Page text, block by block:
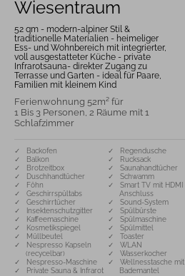
Wiesentraum
52 qm - modern-alpiner Stil &
traditionelle Materialien - heimeliger
Ess- und Wohnbereich mit integrierter,
voll ausgestatteter Küche - private
Infrarotsauna- direkter Zugang zu
Terrasse und Garten - ideal für Paare,
Familien mit kleinem Kind
Ferienwohnung 52m² für
1 Bis 3 Personen, 2 Räume mit 1
Schlafzimmer
✓ Backofen
✓ Balkon
✓ Brotzeitbox
✓ Duschhandtücher
✓ Föhn
✓ Geschirrspültabs
✓ Geschirrtücher
✓ Insektenschutzgitter
✓ Kaffeemaschine
✓ Kosmetikspiegel
✓ Müllbeutel
✓ Nespresso Kapseln
(recycelbar)
✓ Nespresso-Maschine
✓ Private Sauna & Infrarot
✓ Regendusche
✓ Rucksack
✓ Saunahandtücher
✓ Schwamm
✓ Smart TV mit HDMI
Anschluss
✓ Sound-System
✓ Spülbürste
✓ Spülmaschine
✓ Spülmittel
✓ Toaster
✓ WLAN
✓ Wasserkocher
✓ Wellnesstasche mit
Bademantel